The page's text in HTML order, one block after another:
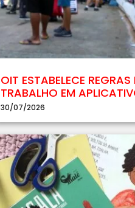
OIT ESTABELECE
TRABALHO EM
30/07/2026